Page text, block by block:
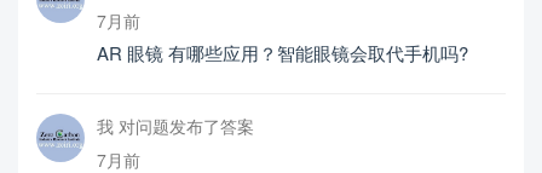
7月前
AR 眼镜 有哪些应用？智能眼镜会取代手机吗?
我 对问题发布了答案
7月前